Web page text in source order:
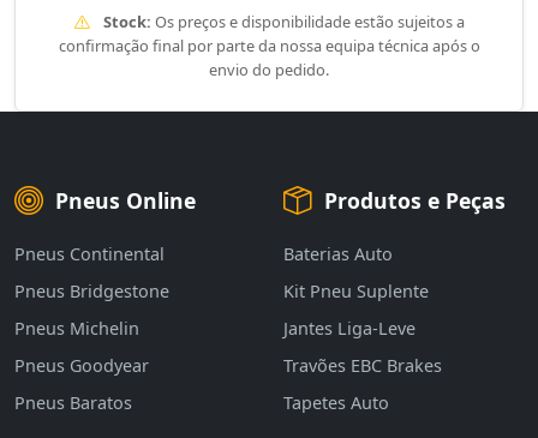
Stock: Os preços e disponibilidade estão sujeitos a
confirmação final por parte da nossa equipa técnica após o
envio do pedido.
Pneus Online
Pneus Continental
Pneus Bridgestone
Pneus Michelin
Pneus Goodyear
Pneus Baratos
Produtos e Peças
Baterias Auto
Kit Pneu Suplente
Jantes Liga-Leve
Travões EBC Brakes
Tapetes Auto